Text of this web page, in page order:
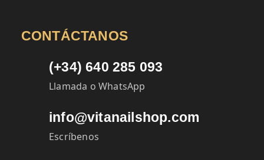
CONTÁCTANOS
(+34) 640 285 093
Llamada o WhatsApp
info@vitanailshop.com
Escríbenos